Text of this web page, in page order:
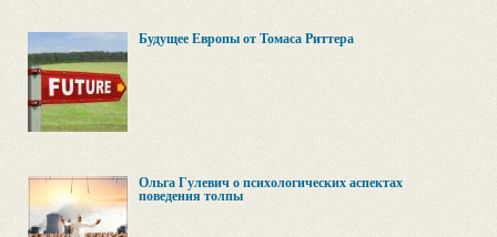
Будущее Европы от Томаса Риттера
Ольга Гулевич о психологических аспектах
поведения толпы